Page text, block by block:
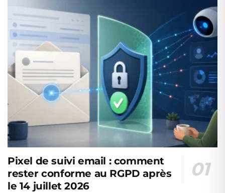
Pixel de suivi email : comment
rester conforme au RGPD après
le 14 juillet 2026